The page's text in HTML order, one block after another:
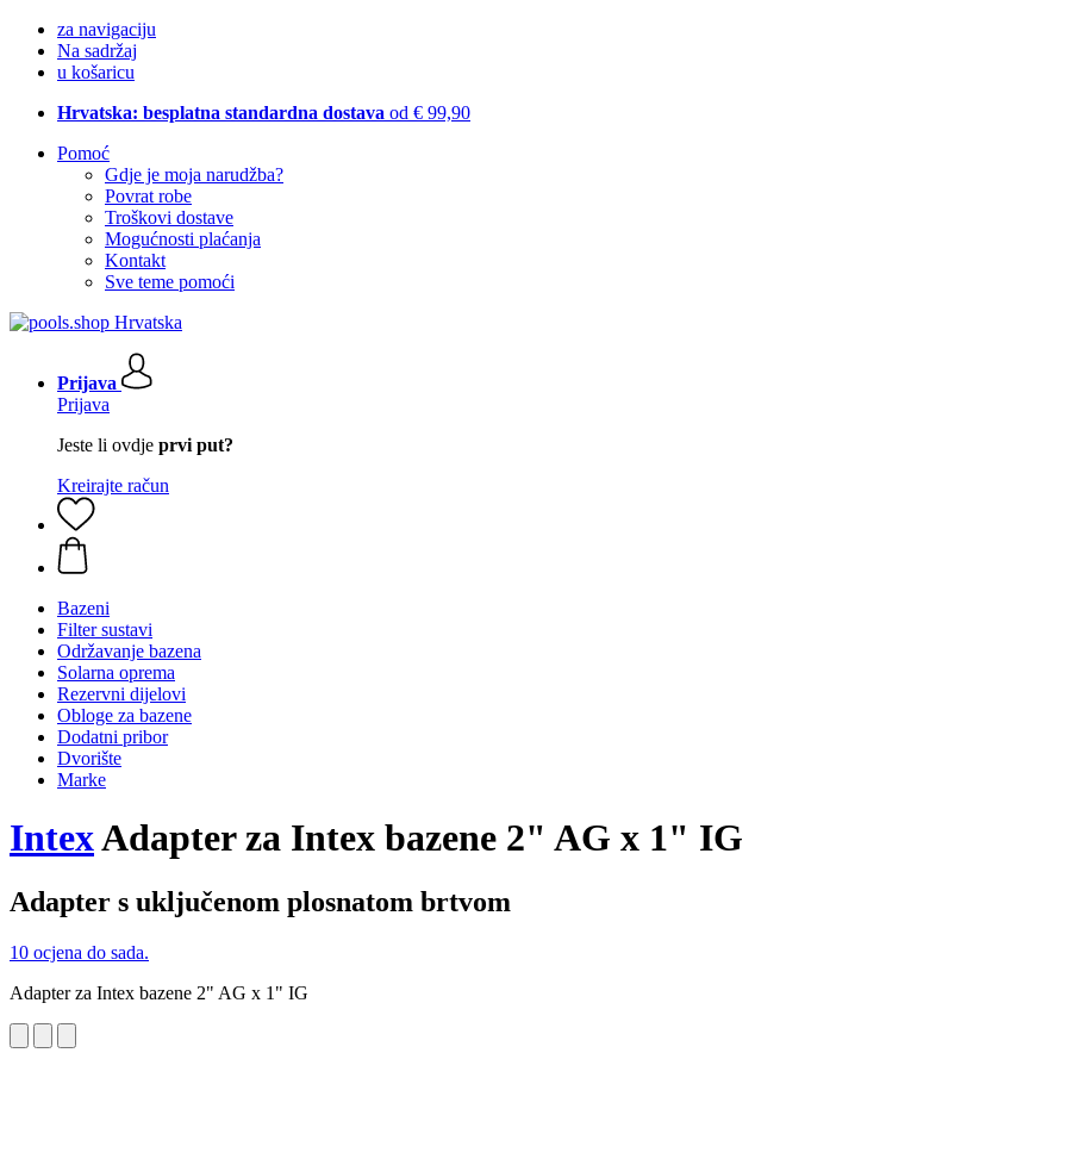
za navigaciju
Na sadržaj
u košaricu
Hrvatska: besplatna standardna dostava od € 99,90
Pomoć
Gdje je moja narudžba?
Povrat robe
Troškovi dostave
Mogućnosti plaćanja
Kontakt
Sve teme pomoći
Prijava
Prijava
Jeste li ovdje prvi put?
Kreirajte račun
Bazeni
Filter sustavi
Održavanje bazena
Solarna oprema
Rezervni dijelovi
Obloge za bazene
Dodatni pribor
Dvorište
Marke
IntexAdapter za Intex bazene 2" AG x 1" IG
Adapter s uključenom plosnatom brtvom
10 ocjena do sada.
Adapter za Intex bazene 2" AG x 1" IG